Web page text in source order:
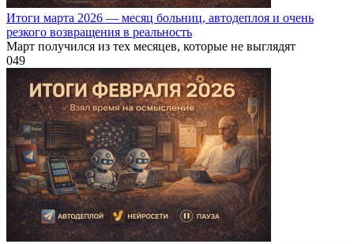
Итоги марта 2026 — месяц больниц, автодеплоя и очень
резкого возвращения в реальность
Март получился из тех месяцев, которые не выглядят
049